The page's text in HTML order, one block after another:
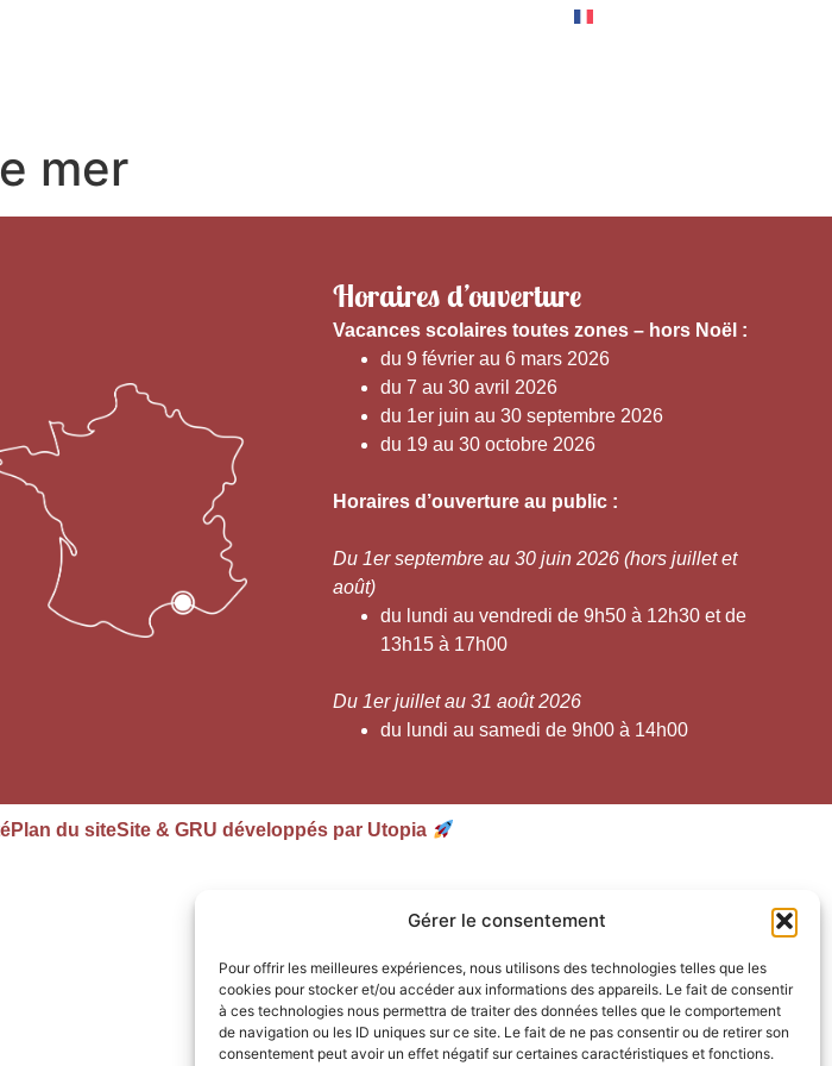
Gérer le consentement
Pour offrir les meilleures expériences, nous utilisons des technologies telles que les
cookies pour stocker et/ou accéder aux informations des appareils. Le fait de consentir
à ces technologies nous permettra de traiter des données telles que le comportement
de navigation ou les ID uniques sur ce site. Le fait de ne pas consentir ou de retirer son
consentement peut avoir un effet négatif sur certaines caractéristiques et fonctions.
mer
Horaires d’ouverture
Vacances scolaires toutes zones – hors Noël :
du 9 février au 6 mars 2026
du 7 au 30 avril 2026
du 1er juin au 30 septembre 2026
du 19 au 30 octobre 2026
Horaires d’ouverture au public :
Du 1er septembre au 30 juin 2026 (hors juillet et
août)
du lundi au vendredi de 9h50 à 12h30 et de
13h15 à 17h00
Du 1er juillet au 31 août 2026
du lundi au samedi de 9h00 à 14h00
Plan du siteSite & GRU développés par Utopia